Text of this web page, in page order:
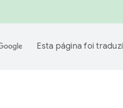
Esta página foi